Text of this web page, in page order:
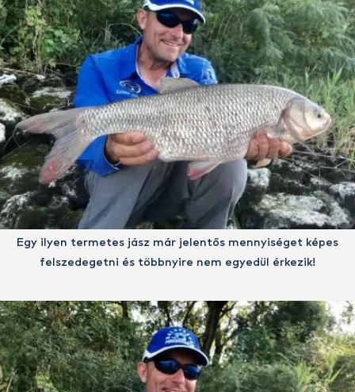
Egy ilyen termetes jász már jelentős mennyiséget képes
felszedegetni és többnyire nem egyedül érkezik!